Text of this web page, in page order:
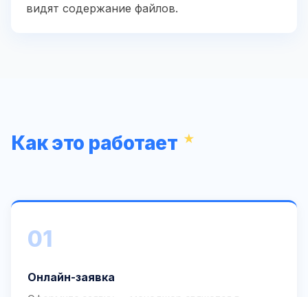
видят содержание файлов.
Как это работает
01
Онлайн-заявка